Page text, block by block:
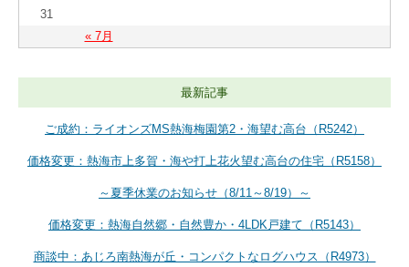
« 7月
31
最新記事
ご成約：ライオンズMS熱海梅園第2・海望む高台（R5242）
価格変更：熱海市上多賀・海や打上花火望む高台の住宅（R5158）
～夏季休業のお知らせ（8/11～8/19）～
価格変更：熱海自然郷・自然豊か・4LDK戸建て（R5143）
商談中：あじろ南熱海が丘・コンパクトなログハウス（R4973）